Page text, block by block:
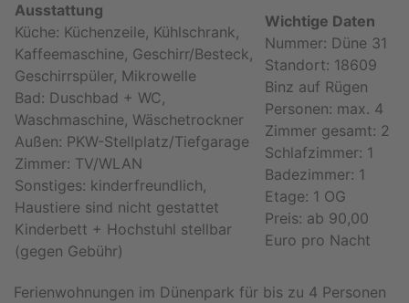
Ausstattung
Küche: Küchenzeile, Kühlschrank,
Kaffeemaschine, Geschirr/Besteck,
Geschirrspüler, Mikrowelle
Bad: Duschbad + WC,
Waschmaschine, Wäschetrockner
Außen: PKW-Stellplatz/Tiefgarage
Zimmer: TV/WLAN
Sonstiges: kinderfreundlich,
Haustiere sind nicht gestattet
Kinderbett + Hochstuhl stellbar
(gegen Gebühr)
Wichtige Daten
Nummer: Düne 31
Standort: 18609
Binz auf Rügen
Personen: max. 4
Zimmer gesamt: 2
Schlafzimmer: 1
Badezimmer: 1
Etage: 1 OG
Preis: ab 90,00
Euro pro Nacht
Ferienwohnungen im Dünenpark für bis zu 4 Personen